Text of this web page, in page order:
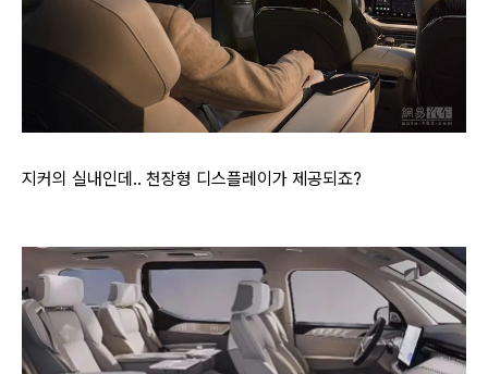
지커의 실내인데.. 천장형 디스플레이가 제공되죠?